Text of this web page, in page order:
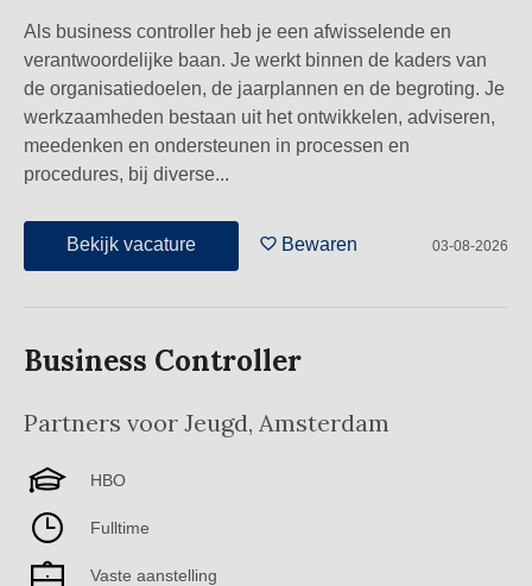
Als business controller heb je een afwisselende en
verantwoordelijke baan. Je werkt binnen de kaders van
de organisatiedoelen, de jaarplannen en de begroting. Je
werkzaamheden bestaan uit het ontwikkelen, adviseren,
meedenken en ondersteunen in processen en
procedures, bij diverse...
Bekijk vacature Bewaren 03-08-2026
Business Controller
Partners voor Jeugd, Amsterdam
HBO
Fulltime
Vaste aanstelling